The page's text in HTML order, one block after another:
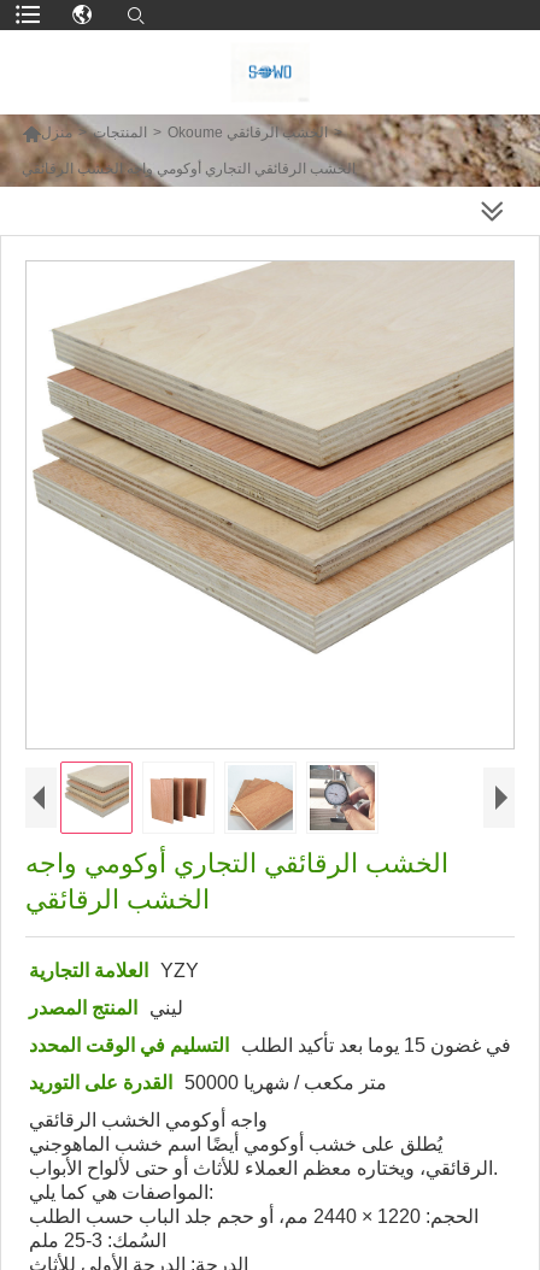
منزل > المنتجات > Okoume الخشب الرقائقي >
الخشب الرقائقي التجاري أوكومي واجه الخشب الرقائقي
الخشب الرقائقي التجاري أوكومي واجه
الخشب الرقائقي
العلامة التجارية
YZY
المنتج المصدر
ليني
التسليم في الوقت المحدد
في غضون 15 يوما بعد تأكيد الطلب
القدرة على التوريد
50000 متر مكعب / شهريا
واجه أوكومي الخشب الرقائقي
يُطلق على خشب أوكومي أيضًا اسم خشب الماهوجني
الرقائقي، ويختاره معظم العملاء للأثاث أو حتى لألواح الأبواب.
المواصفات هي كما يلي:
الحجم: 1220 × 2440 مم، أو حجم جلد الباب حسب الطلب
السُمك: 3-25 ملم
الدرجة: الدرجة الأولى للأثاث